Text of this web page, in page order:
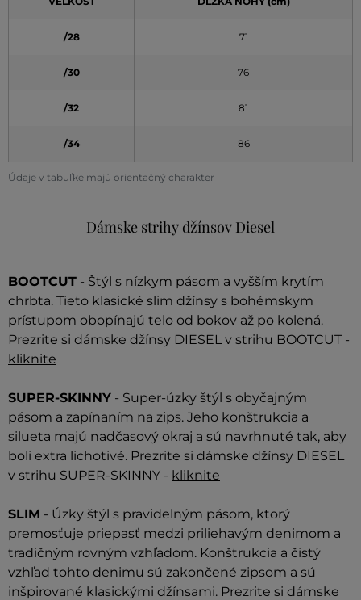
Údaje v tabuľke majú orientačný charakter
/28 71
/30 76
/32 81
/34 86
Dámske strihy džínsov Diesel
BOOTCUT - Štýl s nízkym pásom a vyšším krytím
chrbta. Tieto klasické slim džínsy s bohémskym
prístupom obopínajú telo od bokov až po kolená.
Prezrite si dámske džínsy DIESEL v strihu BOOTCUT -
kliknite
SUPER-SKINNY - Super-úzky štýl s obyčajným
pásom a zapínaním na zips. Jeho konštrukcia a
silueta majú nadčasový okraj a sú navrhnuté tak, aby
boli extra lichotivé. Prezrite si dámske džínsy DIESEL
v strihu SUPER-SKINNY - kliknite
SLIM - Úzky štýl s pravidelným pásom, ktorý
premosťuje priepasť medzi priliehavým denimom a
tradičným rovným vzhľadom. Konštrukcia a čistý
vzhľad tohto denimu sú zakončené zipsom a sú
inšpirované klasickými džínsami. Prezrite si dámske